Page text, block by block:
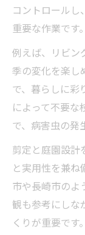
コントロールし
重要な作業です。
例えば、リビン
季の変化を楽し
で、暮らしに彩
によって不要な
で、病害虫の発
剪定と庭園設計
と実用性を兼
市や長崎市のよ
観も参考にしな
くりが重要です。